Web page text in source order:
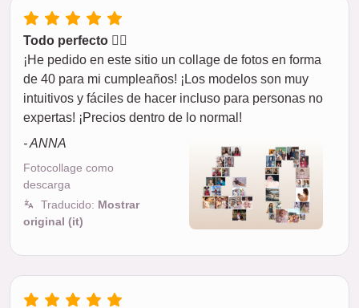
Todo perfecto 👍🏼
¡He pedido en este sitio un collage de fotos en forma
de 40 para mi cumpleaños! ¡Los modelos son muy
intuitivos y fáciles de hacer incluso para personas no
expertas! ¡Precios dentro de lo normal!
- ANNA
Fotocollage como
descarga
Traducido: Mostrar
original (it)